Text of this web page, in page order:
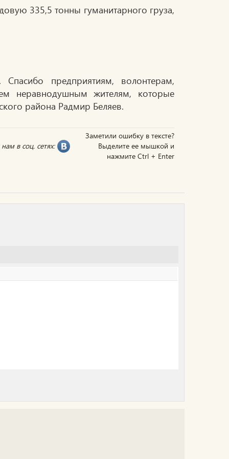
335,5 тонны гуманитарного груза,
предприятиям, волонтерам,
неравнодушным жителям, которые
района Радмир Беляев.
Заметили ошибку в тексте?
Выделите ее мышкой и
нажмите Ctrl + Enter
в соц. сетях: